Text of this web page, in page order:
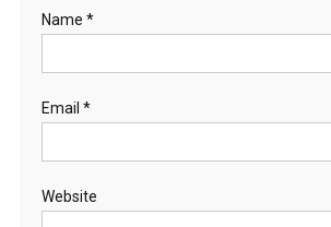
Name *
Email *
Website